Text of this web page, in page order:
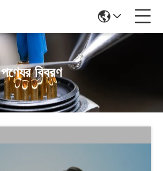
পণ্যের বিবরণ